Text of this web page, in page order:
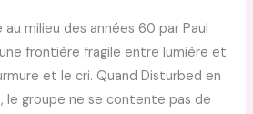
milieu des années 60 par Paul
frontière fragile entre lumière et
et le cri. Quand Disturbed en
le groupe ne se contente pas de